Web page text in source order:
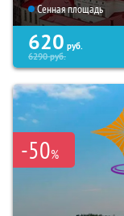
Сенная площадь
620 руб.
6290руб.
-50%